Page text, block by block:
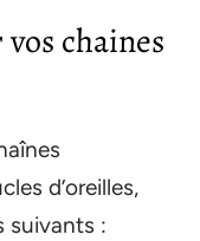
chaines
d’oreilles,
suivants :